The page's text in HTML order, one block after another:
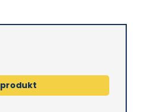
produkt